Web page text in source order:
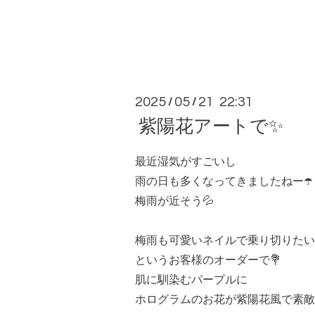
2025 / 05 / 21 22:31
紫陽花アートで✨
最近湿気がすごいし
雨の日も多くなってきましたねー☂️
梅雨が近そう💦
梅雨も可愛いネイルで乗り切りた
というお客様のオーダーで💐
肌に馴染むパープルに
ホログラムのお花が紫陽花風で素